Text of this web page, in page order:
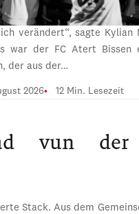
verändert“, sagte Kylian
war der FC Atert Bissen
der aus der…
2026 12 Min. Lesezeit
vun
Stack. Aus dem